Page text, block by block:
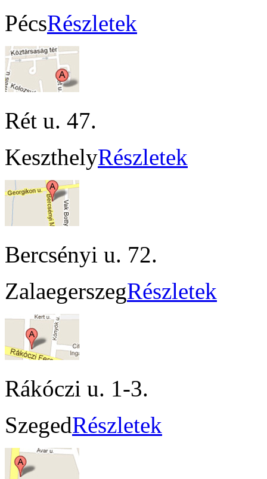
PécsRészletek
Rét u. 47.
KeszthelyRészletek
Bercsényi u. 72.
ZalaegerszegRészletek
Rákóczi u. 1-3.
SzegedRészletek